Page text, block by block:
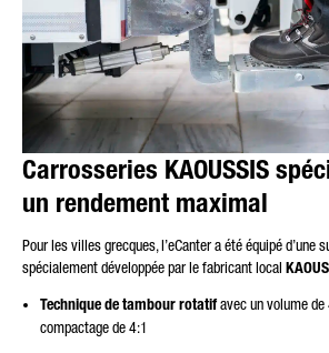
Carrosseries KAOUSSIS
un rendement maximal
Pour les villes grecques, l’eCanter a été équipé d’une
spécialement développée par le fabricant local
Technique de tambour rotatifavec un volume de
compactage de 4:1